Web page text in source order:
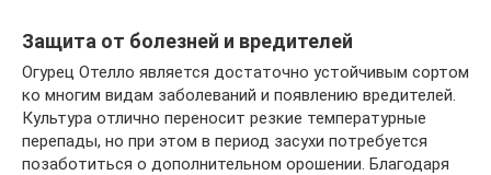
Защита от болезней и вредителей
Огурец Отелло является достаточно устойчивым сортом
ко многим видам заболеваний и появлению вредителей.
Культура отлично переносит резкие температурные
перепады, но при этом в период засухи потребуется
позаботиться о дополнительном орошении. Благодаря